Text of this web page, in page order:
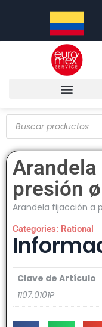
presión
Arandela fijacción a
Categories: Rational
Clave de Artículo
1107.0101P